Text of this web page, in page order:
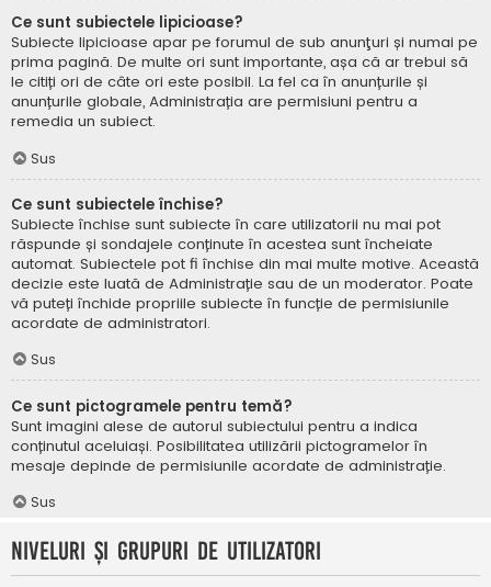
Ce sunt subiectele lipicioase?
Subiecte lipicioase apar pe forumul de sub anunţuri și numai pe
prima pagină. De multe ori sunt importante, așa că ar trebui să
le citiți ori de câte ori este posibil. La fel ca în anunțurile și
anunțurile globale, Administrația are permisiuni pentru a
remedia un subiect.
Sus
Ce sunt subiectele închise?
Subiecte închise sunt subiecte în care utilizatorii nu mai pot
răspunde și sondajele conținute în acestea sunt încheiate
automat. Subiectele pot fi închise din mai multe motive. Această
decizie este luată de Administrație sau de un moderator. Poate
vă puteți închide propriile subiecte în funcție de permisiunile
acordate de administratori.
Sus
Ce sunt pictogramele pentru temă?
Sunt imagini alese de autorul subiectului pentru a indica
conținutul aceluiași. Posibilitatea utilizării pictogramelor în
mesaje depinde de permisiunile acordate de administrație.
Sus
Niveluri și grupuri de utilizatori